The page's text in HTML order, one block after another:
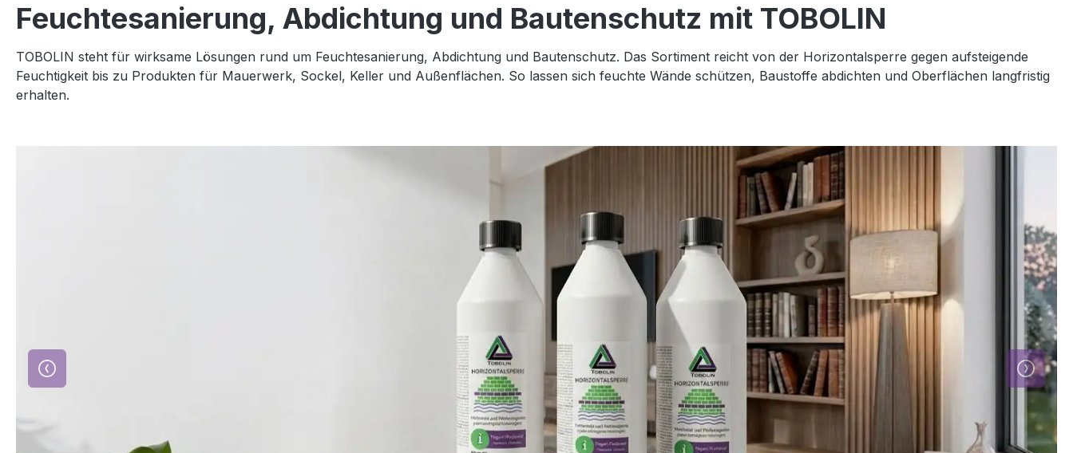
Feuchtesanierung, Abdichtung und Bautenschutz mit TOBOLIN
TOBOLIN steht für wirksame Lösungen rund um Feuchtesanierung, Abdichtung und Bautenschutz. Das Sortiment reicht von der Horizontalsperre gegen aufsteigende
Feuchtigkeit bis zu Produkten für Mauerwerk, Sockel, Keller und Außenflächen. So lassen sich feuchte Wände schützen, Baustoffe abdichten und Oberflächen langfristig
erhalten.